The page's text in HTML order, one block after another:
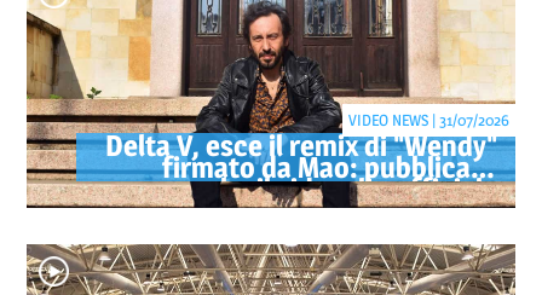
Delta V, esce il remix di "Wendy"
firmato da Mao: pubblicato
anche il videoclip ufficiale
VIDEO NEWS | 31/07/2026